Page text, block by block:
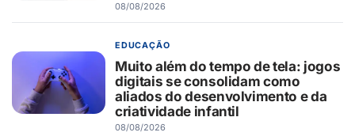
08/08/2026
EDUCAÇÃO
Muito além do tempo de tela: jogos
digitais se consolidam como
aliados do desenvolvimento e da
criatividade infantil
08/08/2026